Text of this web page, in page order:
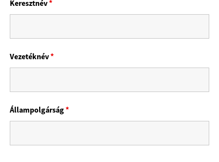
Keresztnév*
Vezetéknév*
Állampolgárság*